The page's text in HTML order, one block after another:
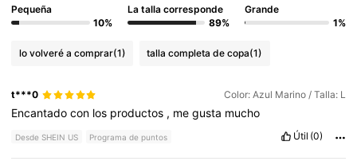
Pequeña
10%
La talla corresponde
89%
Grande
1%
lo volveré a comprar(1) talla completa de copa(1)
t***0 Color: Azul Marino / Talla: L
Encantadocon los productos , megusta mucho
Desde SHEIN US Programa de puntos Útil (0)